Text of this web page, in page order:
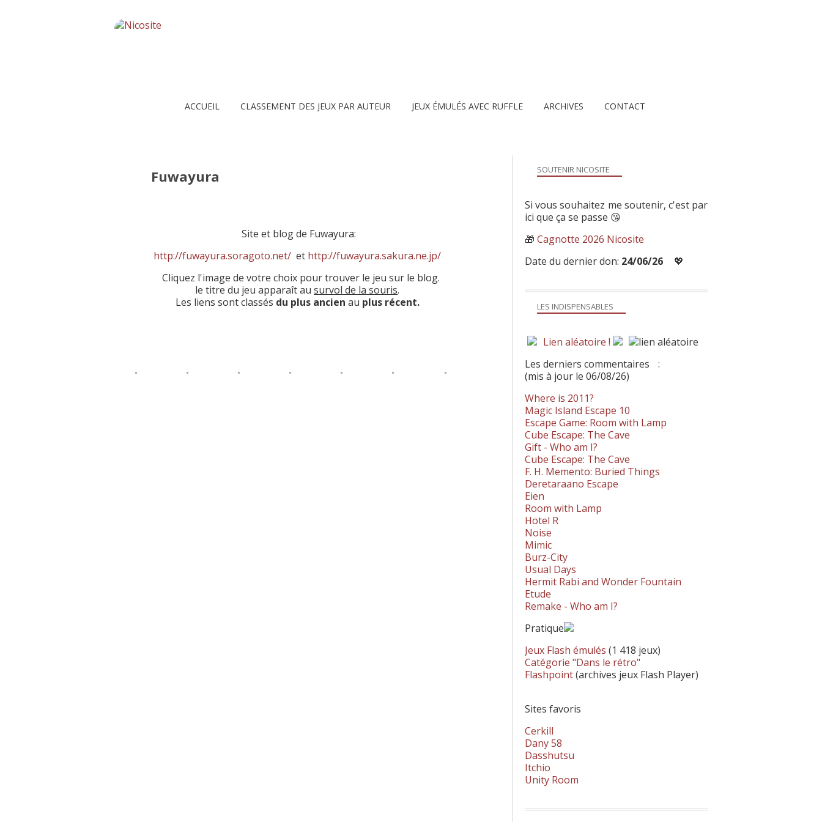
ACCUEIL CLASSEMENT DES JEUX PAR AUTEUR JEUX ÉMULÉS AVEC RUFFLE ARCHIVES CONTACT
Fuwayura
Site et blog de Fuwayura:
http://fuwayura.soragoto.net/ et http://fuwayura.sakura.ne.jp/
Cliquez l'image de votre choix pour trouver le jeu sur le blog.
le titre du jeu apparaît ausurvol de la souris.
Les liens sont classés du plus ancien au plus récent. LES INDISPENSABLES
Lien aléatoire !
Les derniers commentaires
:
(mis à jour le 06/08/26)
Where is 2011?
Magic Island Escape 10
Escape Game: Room with Lamp
Cube Escape: The Cave
Gift - Who am I?
Cube Escape: The Cave
F. H. Memento: Buried Things
Deretaraano Escape
Eien
Room with Lamp
Hotel R
Noise
Mimic
Burz-City
Usual Days
Hermit Rabi and Wonder Fountain
Etude
Remake - Who am I?
Pratique
Jeux Flash émulés (1 418 jeux)
Catégorie "Dans le rétro"
Flashpoint(archives jeux Flash Player)
Sites favoris
Cerkill
Dany 58
Dasshutsu
Itchio
Unity Room
SOUTENIR NICOSITE
Si vous souhaitez me soutenir, c'est par
ici que ça se passe 😘
🎁 Cagnotte 2026 Nicosite
Date du dernier don: 24/06/26 💖